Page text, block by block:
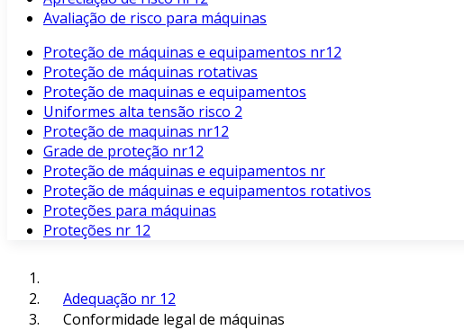
Avaliação de risco para máquinas
Proteção de máquinas e equipamentos nr12
Proteção de máquinas rotativas
Proteção de maquinas e equipamentos
Uniformes alta tensão risco 2
Proteção de maquinas nr12
Grade de proteção nr12
Proteção de máquinas e equipamentos nr
Proteção de máquinas e equipamentos rotativos
Proteções para máquinas
Proteções nr 12
Adequação nr 12
Conformidade legal de máquinas